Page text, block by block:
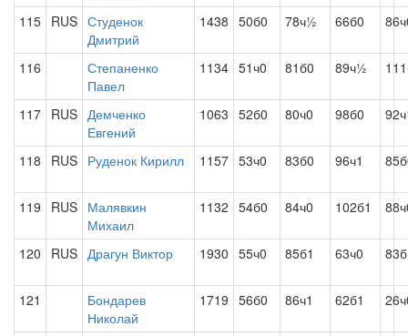
115 RUS Студенок
Дмитрий
1438 50б0 78ч½ 66б0
116
Степаненко
Павел
1134 51ч0 81б0 89ч½
117 RUS Демченко
Евгений
1063 52б0 80ч0 98б0
118 RUS Руденок Кирилл 1157 53ч0 83б0 96ч1
119 RUS Малявкин
Михаил
1132 54б0 84ч0 102б1
120 RUS Драгун Виктор 1930 55ч0 85б1 63ч0
121
Бондарев
Николай
1719 56б0 86ч1 62б1